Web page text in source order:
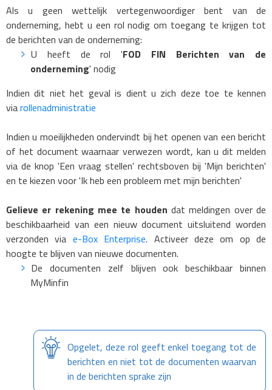
Als u geen wettelijk vertegenwoordiger bent van de
onderneming, hebt u een rol nodig om toegang te krijgen tot
de berichten van de onderneming:
U heeft de rol 'FOD FIN Berichten van de
onderneming' nodig
Indien dit niet het geval is dient u zich deze toe te kennen
viarollenadministratie
Indien u moeilijkheden ondervindt bij het openen van een bericht
of het document waarnaar verwezen wordt, kan u dit melden
via de knop 'Een vraag stellen' rechtsboven bij 'Mijn berichten'
en te kiezen voor 'Ik heb een probleem met mijn berichten'
Gelieve er rekening mee te houden dat meldingen over de
beschikbaarheid van een nieuw document uitsluitend worden
verzonden via e-Box Enterprise. Activeer deze om op de
hoogte te blijven van nieuwe documenten.
De documenten zelf blijven ook beschikbaar binnen
MyMinfin
Opgelet, deze rol geeft enkel toegang tot de
berichten en niet tot de documenten waarvan
in de berichten sprake zijn